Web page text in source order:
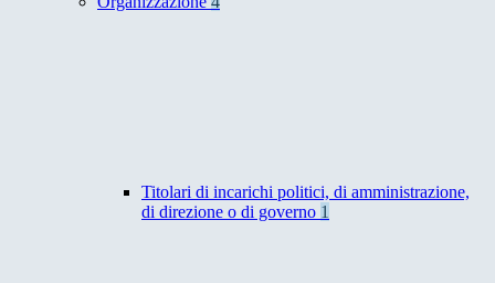
Titolari di incarichi politici, di amministrazione,
di direzione o di governo 1